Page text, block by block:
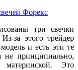
три свечки
за этого трейдер
и есть эти те
принципиально,
Это